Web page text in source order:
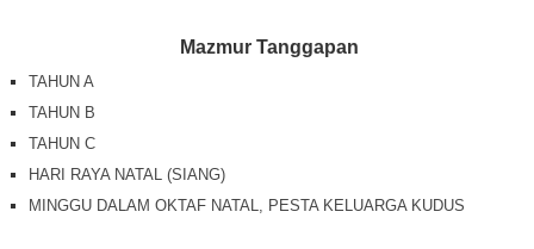
Mazmur Tanggapan
TAHUN A
TAHUN B
TAHUN C
HARI RAYA NATAL (SIANG)
MINGGU DALAM OKTAF NATAL, PESTA KELUARGA KUDUS